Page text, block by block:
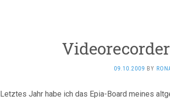
09.10.2009 BY
Letztes Jahr habe ich das Epia-Board meines